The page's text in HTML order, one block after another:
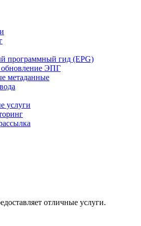
программный гид (EPG)
обновление ЭПГ
метаданные
услуги
отличные услуги.